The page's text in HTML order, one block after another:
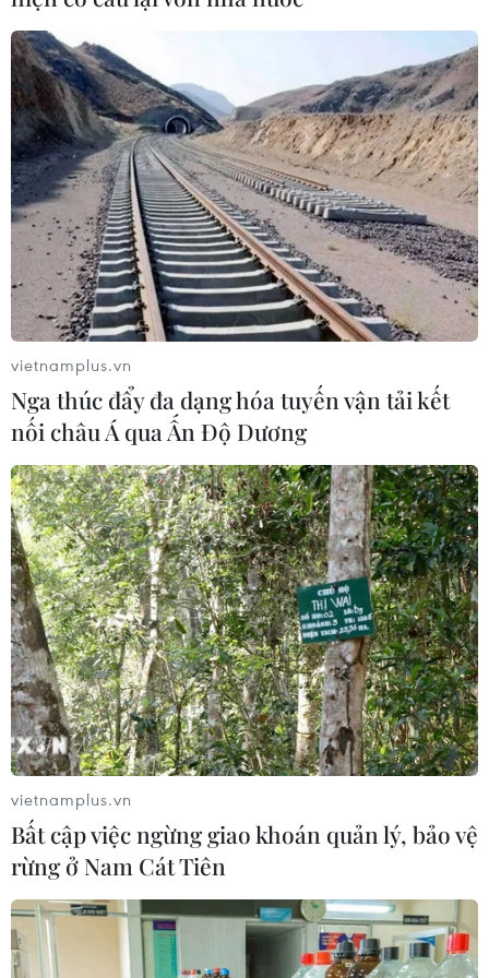
Pháp khuyến nghị EU phản ứng phù hợp
với thuế quan của Mỹ
09/04/2025 09:31
Ngày 9/4, Bộ trưởng Công nghiệp Pháp Marc Ferracci
cho rằng điều tối quan trọng hiện nay là phải phân tích
tác động tiềm tàng từ các biện pháp thuế quan của Mỹ
đối với từng lĩnh vực.
vietnamplus.vn
Nga thúc đẩy đa dạng hóa tuyến vận tải kết
nối châu Á qua Ấn Độ Dương
vietnamplus.vn
Bất cập việc ngừng giao khoán quản lý, bảo vệ
rừng ở Nam Cát Tiên